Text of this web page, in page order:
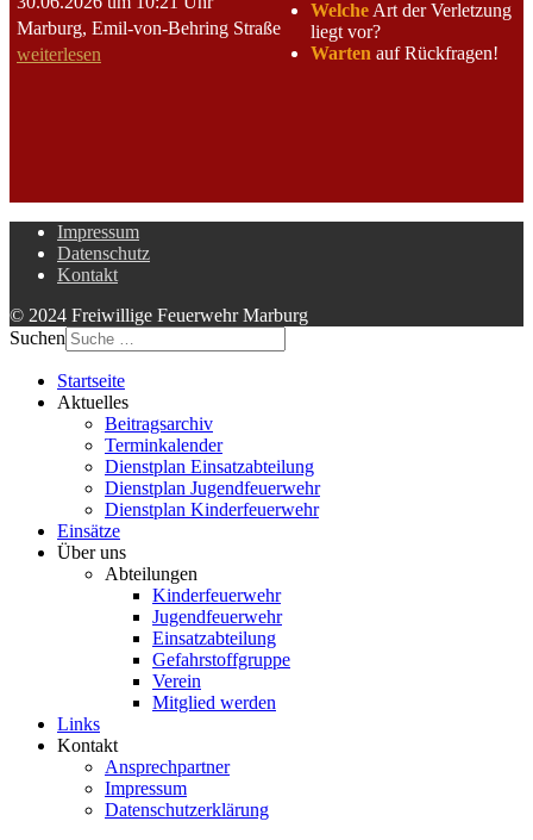
Marburg, Emil-von-Behring Straße
weiterlesen
WelcheArt der Verletzung
liegt vor?
Warten auf Rückfragen!
Impressum
Datenschutz
Kontakt
© 2024 Freiwillige Feuerwehr Marburg
Suchen
Startseite
Aktuelles
Beitragsarchiv
Terminkalender
Dienstplan Einsatzabteilung
Dienstplan Jugendfeuerwehr
Dienstplan Kinderfeuerwehr
Einsätze
Über uns
Abteilungen
Kinderfeuerwehr
Jugendfeuerwehr
Einsatzabteilung
Gefahrstoffgruppe
Verein
Mitglied werden
Links
Kontakt
Ansprechpartner
Impressum
Datenschutzerklärung